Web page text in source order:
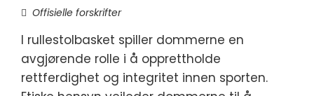
Offisielle forskrifter
I rullestolbasket spiller dommerne en
avgjørende rolle i å opprettholde
rettferdighet og integritet innen sporten.